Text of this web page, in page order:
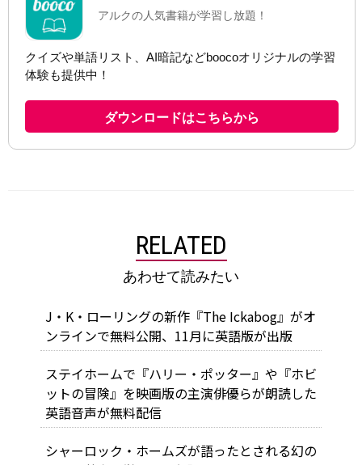
RELATED
あわせて読みたい
J・K・ローリングの新作『The Ickabog』がオ
ンラインで無料公開、11月に英語版が出版
ステイホームで『ハリー・ポッター』や『ホビ
ットの冒険』を映画版の主演俳優らが朗読した
英語音声が無料配信
シャーロック・ホームズが語ったとされる幻の